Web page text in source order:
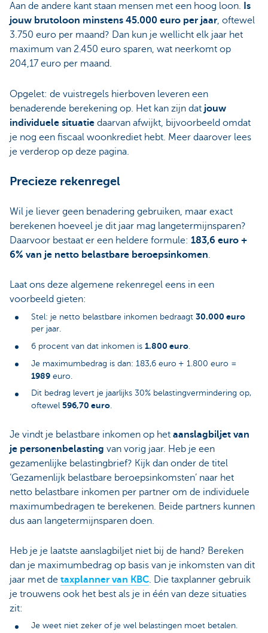
Aan de andere kant staan mensen met een hoog loon. Is
jouw brutoloon minstens 45.000 euro per jaar, oftewel
3.750 euro per maand? Dan kun je wellicht elk jaar het
maximum van 2.450 euro sparen, wat neerkomt op
204,17 euro per maand.
Opgelet: de vuistregels hierboven leveren een
benaderende berekening op. Het kan zijn dat jouw
individuele situatie daarvan afwijkt, bijvoorbeeld omdat
je nog een fiscaal woonkrediet hebt. Meer daarover lees
je verderop op deze pagina.
Precieze rekenregel
Wil je liever geen benadering gebruiken, maar exact
berekenen hoeveel je dit jaar mag langetermijnsparen?
Daarvoor bestaat er een heldere formule: 183,6 euro +
6% van je netto belastbare beroepsinkomen.
Laat ons deze algemene rekenregel eens in een
voorbeeld gieten:
Stel: je netto belastbare inkomen bedraagt 30.000 euro
per jaar.
6 procent van dat inkomen is 1.800 euro
Je maximumbedrag is dan: 183,6 euro + 1.800 euro =
1989 euro.
Dit bedrag levert je jaarlijks 30% belastingvermindering op,
oftewel 596,70 euro
Je vindt je belastbare inkomen op het aanslagbiljet van
je personenbelasting van vorig jaar. Heb je een
gezamenlijke belastingbrief? Kijk dan onder de titel
‘Gezamenlijk belastbare beroepsinkomsten’ naar het
netto belastbare inkomen per partner om de individuele
maximumbedragen te berekenen. Beide partners kunnen
dus aan langetermijnsparen doen.
Heb je je laatste aanslagbiljet niet bij de hand? Bereken
dan je maximumbedrag op basis van je inkomsten van dit
jaar met de taxplanner van KBC. Die taxplanner gebruik
je trouwens ook het best als je in één van deze situaties
zit:
Je weet niet zeker of je wel belastingen moet betalen.